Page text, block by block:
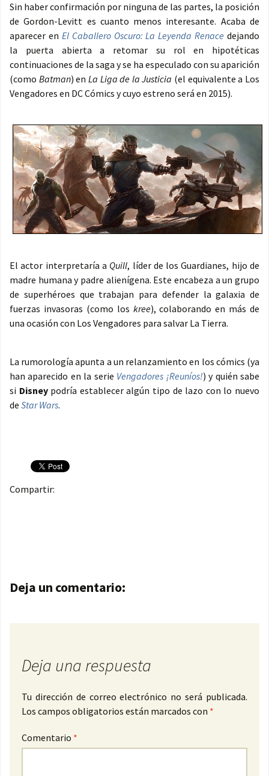
Sin haber confirmación por ninguna de las partes, la posición
de Gordon-Levitt es cuanto menos interesante. Acaba de
aparecer en El Caballero Oscuro: La Leyenda Renace dejando
la puerta abierta a retomar su rol en hipotéticas
continuaciones de la saga y se ha especulado con su aparición
(como Batman) en La Liga de la Justicia (el equivalente a Los
Vengadores en DC Cómics y cuyo estreno será en 2015).
El actor interpretaría a Quill, líder de los Guardianes, hijo de
madre humana y padre alienígena. Este encabeza a un grupo
de superhéroes que trabajan para defender la galaxia de
fuerzas invasoras (como los kree), colaborando en más de
una ocasión con Los Vengadores para salvar La Tierra.
La rumorología apunta a un relanzamiento en los cómics (ya
han aparecido en la serie Vengadores ¡Reuníos!) y quién sabe
si Disney podría establecer algún tipo de lazo con lo nuevo
de Star Wars.
Compartir:
Navegación de entradas
Deja un comentario:
Deja una respuesta
Tu dirección de correo electrónico no será publicada.
Los campos obligatorios están marcados con *
Comentario *